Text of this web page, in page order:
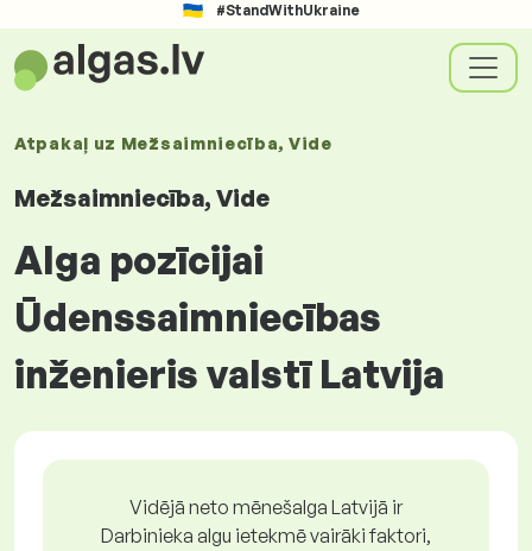
#StandWithUkraine
Atpakaļ uz Mežsaimniecība, Vide
Mežsaimniecība, Vide
Alga pozīcijai
Ūdenssaimniecības
inženieris valstī Latvija
Vidējā neto mēnešalga Latvijā ir
Darbinieka algu ietekmē vairāki faktori,